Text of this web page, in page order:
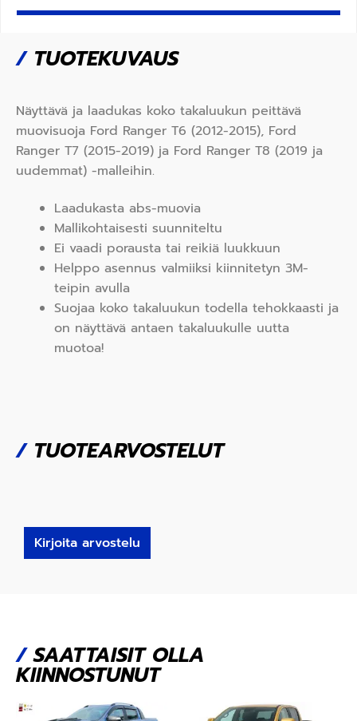
/TUOTEKUVAUS
Näyttävä ja laadukas koko takaluukun peittävä
muovisuoja Ford Ranger T6 (2012-2015), Ford
Ranger T7 (2015-2019) ja Ford Ranger T8 (2019 ja
uudemmat) -malleihin.
Laadukasta abs-muovia
Mallikohtaisesti suunniteltu
Ei vaadi porausta tai reikiä luukkuun
Helppo asennus valmiiksi kiinnitetyn 3M-
teipin avulla
Suojaa koko takaluukun todella tehokkaasti ja
on näyttävä antaen takaluukulle uutta
muotoa!
/TUOTEARVOSTELUT
Kirjoita arvostelu
/SAATTAISIT OLLA
KIINNOSTUNUT